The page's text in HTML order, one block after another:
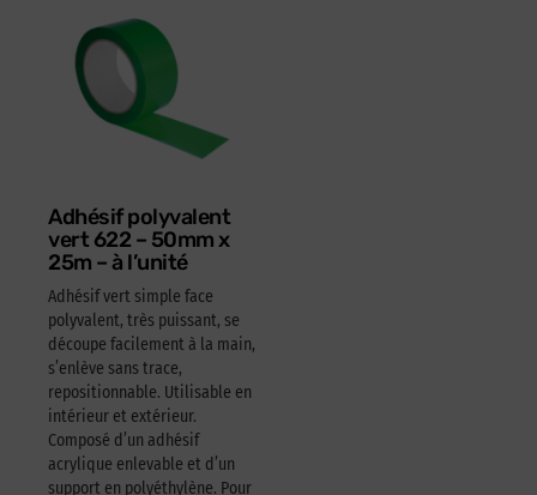
Adhésif polyvalent
vert 622 – 50mm x
25m – à l’unité
Adhésif vert simple face
polyvalent, très puissant, se
découpe facilement à la main,
s’enlève sans trace,
repositionnable. Utilisable en
intérieur et extérieur.
Composé d’un adhésif
acrylique enlevable et d’un
support en polyéthylène. Pour